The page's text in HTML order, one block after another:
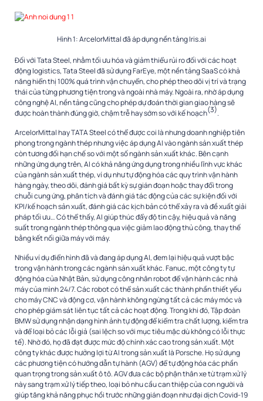
Hình 1: ArcelorMittal đã áp dụng nền tảng Iris.ai
Đối với Tata Steel, nhằm tối ưu hóa và giảm thiểu rủi ro đối với các hoạt
động logistics, Tata Steel đã sử dụng FarEye, một nền tảng SaaS có khả
năng hiển thị 100% quá trình vận chuyển, cho phép theo dõi vị trí và trạng
thái của từng phương tiện trong và ngoài nhà máy. Ngoài ra, nhờ áp dụng
công nghệ AI, nền tảng cũng cho phép dự đoán thời gian giao hàng sẽ
được hoàn thành đúng giờ, chậm trễ hay sớm so với kế hoạch(3).
ArcelorMittal hay TATA Steel có thể được coi là nhưng doanh nghiệp tiên
phong trong ngành thép nhưng việc áp dụng AI vào ngành sản xuất thép
còn tương đối hạn chế so với một số ngành sản xuất khác. Bên cạnh
những ứng dụng trên, AI có khả năng ứng dụng trong nhiều lĩnh vực khác
của ngành sản xuất thép, ví dụ như tự động hóa các quy trình vận hành
hàng ngày, theo dõi, đánh giá bất kỳ sự gián đoạn hoặc thay đổi trong
chuỗi cung ứng, phân tích và đánh giá tác động của các sự kiện đối với
KPI/kế hoạch sản xuất, đánh giá các kịch bản có thể xảy ra và đề xuất giải
pháp tối ưu… Có thể thấy, AI giúp thúc đẩy độ tin cậy, hiệu quả và năng
suất trong ngành thép thông qua việc giảm lao động thủ công, thay thế
bằng kết nối giữa máy với máy.
Nhiều ví dụ điển hình đã và đang áp dụng AI, đem lại hiệu quả vượt bậc
trong vận hành trong các ngành sản xuất khác. Fanuc, một công ty tự
động hóa của Nhật Bản, sử dụng công nhân robot để vận hành các nhà
máy của mình 24/7. Các robot có thể sản xuất các thành phần thiết yếu
cho máy CNC và động cơ, vận hành không ngừng tất cả các máy móc và
cho phép giám sát liên tục tất cả các hoạt động. Trong khi đó, Tập đoàn
BMW sử dụng nhận dạng hình ảnh tự động để kiểm tra chất lượng, kiểm tra
và để loại bỏ các lỗi giả (sai lệch so với mục tiêu mặc dù không có lỗi thực
tế). Nhờ đó, họ đã đạt được mức độ chính xác cao trong sản xuất. Một
công ty khác được hưởng lợi từ AI trong sản xuất là Porsche. Họ sử dụng
các phương tiện có hướng dẫn tự hành (AGV) để tự động hóa các phần
quan trọng trong sản xuất ô tô. AGV đưa các bộ phận thân xe từ trạm xử lý
này sang trạm xử lý tiếp theo, loại bỏ nhu cầu can thiệp của con người và
giúp tăng khả năng phục hồi trước những gián đoạn như đại dịch Covid-19